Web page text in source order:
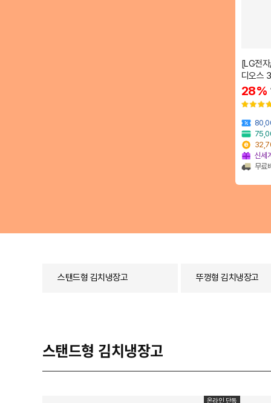
[LG전
디오스
28%
신세
무료
스탠드형 김치냉장고 뚜껑형 김치냉장고
스탠드형 김치냉장고
온라인 단독